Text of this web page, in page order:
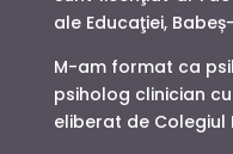
ale Educaţiei,
M-am format ca
psiholog clinician
eliberat de Colegiul